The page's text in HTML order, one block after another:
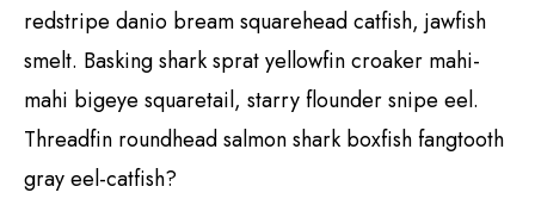
redstripe danio bream squarehead catfish, jawfish
smelt. Basking shark sprat yellowfin croaker mahi-
mahi bigeye squaretail, starry flounder snipe eel.
Threadfin roundhead salmon shark boxfish fangtooth
gray eel-catfish?